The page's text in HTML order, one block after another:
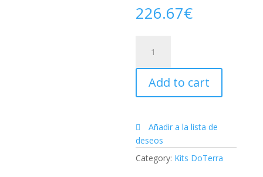
226.67€
Diffused
Enrolment
quantity
Add to cart
Añadir a la lista de
deseos
Category: Kits DoTerra